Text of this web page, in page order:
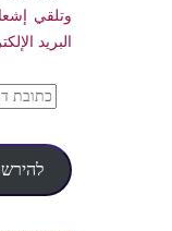
وتلقي
البريد
כתובת
אלקטרוני